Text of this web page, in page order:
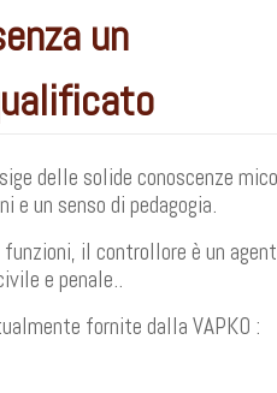
un
delle solide conoscenze
e un senso di pedagogia.
il controllore è un
e penale..
fornite dalla VAPKO :